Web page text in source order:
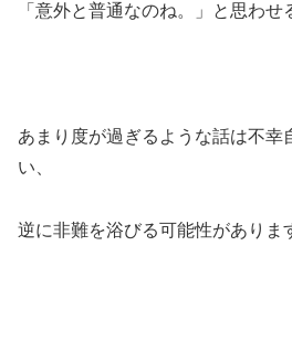
「意外と普通なのね。」と思わせ
あまり度が過ぎるような話は不幸
い、
逆に非難を浴びる可能性がありま